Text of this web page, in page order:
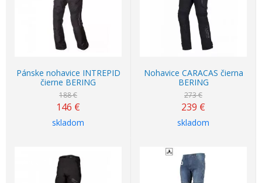
Pánske nohavice INTREPID
čierne BERING
188 €
146 €
skladom
Nohavice CARACAS čierna
BERING
273 €
239 €
skladom
-19% -30%